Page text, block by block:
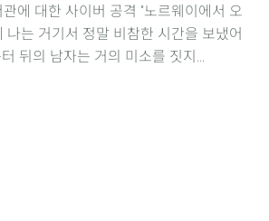
에 대한 사이버 공격 "노르웨이에서 오
나는 거기서 정말 비참한 시간을 보냈어
뒤의 남자는 거의 미소를 짓지...